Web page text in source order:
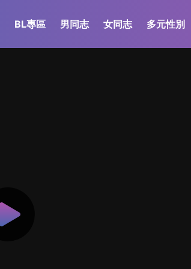
BL專區 男同志 女同志 多元性別